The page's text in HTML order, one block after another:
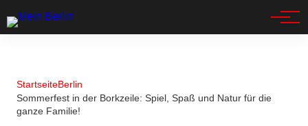
StartseiteBerlin
Sommerfest in der Borkzeile: Spiel, Spaß und Natur für die
ganze Familie!